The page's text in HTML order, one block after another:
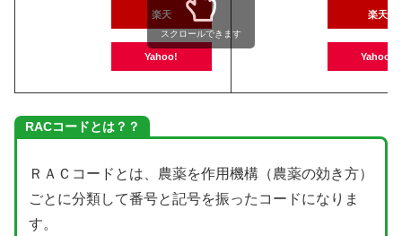
楽天
Yahoo!
楽天
Yahoo!
スクロールできます
RACコードとは？？
ＲＡＣコードとは、農薬を作用機構（農薬の効き方）
ごとに分類して番号と記号を振ったコードになりま
す。